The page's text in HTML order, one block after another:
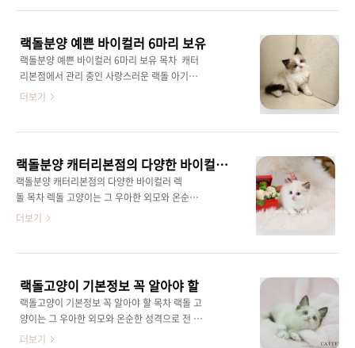
성을 그대로 물려받았답니다.아직 2개월이지만,
눈에..
을 사로잡습니다.랙돌분양을 고민하고 있다면,
지금 샤인과의 특별한 인연을 만들어 보세
요! 샤인의 특별한 매력샤인은 부드럽고 풍성한
털과 우아한 외모로랙돌 고양이의 매력을 완벽
히 보여줍니다.특히, 온순하고 애정 넘치는 성
뜻할 것입니다.샤인은 사람을 좋아해 아이들과
에게 최적의 선택입니다.브리더클럽에서 랙돌분
양으로 샤인의 특별함을 직접 경험해 보세요...
랙돌분양 예쁜 바이컬러 6마리 보유
랙돌분양 예쁜 바이컬러 6마리 보유 목차 캐터
리본점에서 관리 중인 사랑스러운 랙돌 아기를
소개합니다.현재 3개월령인 이 아이는 푸른 눈과
을 매우 중요시하는 애교 많은 아이입니다.집안
에서의 생활에 완벽히 적응할 준비가 되어 있으
며, 새로운 가족에게 무한한 사랑과 따뜻함을 전
달할 준비가 되어 있습니다.랙돌 고양이는 우아
한 외모와 더불어 유연하고 얌전한 성격 덕분에
점에서 이 특별한 랙돌 아기를 만나실 수 있으며,
어 있습니다.이 아이는 건강 검진을 완료하였고,
전문 관리자의 세심한 ..
더보기
랙돌분양 캐터리본점의 다양한 바이컬러 렉돌
랙돌분양 캐터리본점의 다양한 바이컬러 렉
돌 목차 렉돌 고양이는 그 우아한 외모와 온순한
성격으로 전 세계 반려동물 애호가들에게 큰 사
까지 세심하게 관리된 곳에서 입양하는 것이 중
요한데, 그 중에서도 캐터리본점은 최고의 선택
지입니다.이번 포스팅에서는 캐터리본점에서의
렉돌분양이 왜 특별한지에 대해 알아보겠습니
다. 렉돌 고양이의 특징렉돌 고양이는 대형 고
더보기
랙돌고양이 기본정보 꼭 알아야 할
랙돌고양이 기본정보 꼭 알아야 할 목차 랙돌 고
양이는 그 우아한 외모와 온순한 성격으로 전 세
계 반려동물 애호가들에게 많은 사랑을 받고 있
더보기